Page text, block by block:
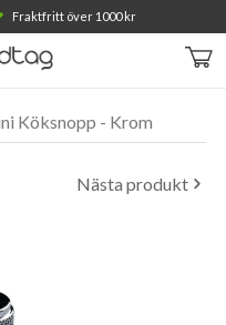
Fraktfritt över 1000 kr
i varukorgen
Köksnopp - Krom
Nästa produkt